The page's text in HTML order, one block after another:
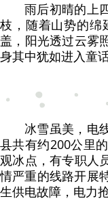
雨后初晴的上
枝，随着山势的绵
盖，阳光透过云雾
身其中犹如进入童
冰雪虽美，电
县共有约200公里
观冰点，有专职人
情严重的线路开展
生供电故障，电力